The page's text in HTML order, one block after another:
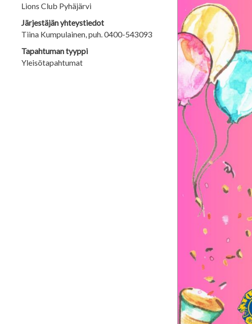
Lions Club Pyhäjärvi
Järjestäjän yhteystiedot
Tiina Kumpulainen, puh. 0400-543093
Tapahtuman tyyppi
Yleisötapahtumat